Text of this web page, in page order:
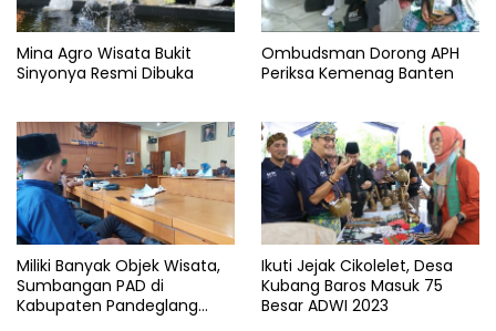
Mina Agro Wisata Bukit
Sinyonya Resmi Dibuka
Ombudsman Dorong APH
Periksa Kemenag Banten
Miliki Banyak Objek Wisata,
Sumbangan PAD di
Kabupaten Pandeglang
Ikuti Jejak Cikolelet, Desa
Kubang Baros Masuk 75
Besar ADWI 2023